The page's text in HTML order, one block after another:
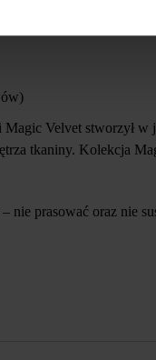
przez zewnętrzne,
Velvet stworzył
tkaniny. Kolekcja
nie prasować oraz nie